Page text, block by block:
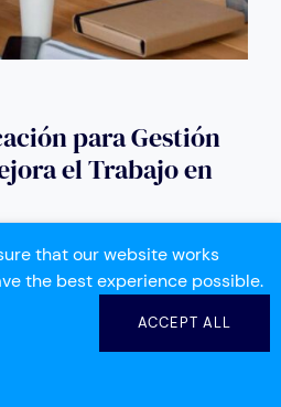
para Gestión
el Trabajo en
that our website works
the best experience possible.
ACCEPT ALL